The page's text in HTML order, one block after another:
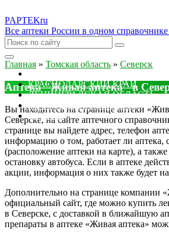
PAPTEKru
Все аптеки России в одном
КРАСНОДАРСКИЙ КРАЙ
ЛЕНИНГРАДСКАЯ ОБЛАСТЬ
ДРУГИЕ
Главная » Томская область » Северск
Аптека "Живая аптека" в
Вы находитесь на странице аптеки
Северске, на сайте аптечного
странице вы найдете адрес, телефон
информацию о том, работает ли аптека,
(расположение аптеки на карте), а
остановку автобуса. Если в аптеке
акции, информация о них также будет
Дополнительно на странице компании
официальный сайт, где можно купить
в Северске, с доставкой в ближайшую
препараты в аптеке «Живая аптека»